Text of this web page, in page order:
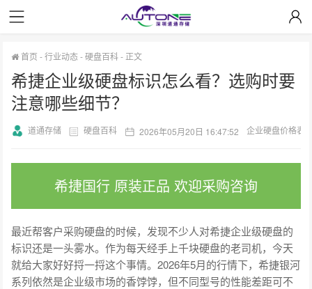
首页 -行业动态-硬盘百科- 正文
希捷企业级硬盘标识怎么看？选购时要
注意哪些细节？
道通存储 硬盘百科 2026年05月20日 16:47:52 企业硬盘价格表
希捷国行 原装正品 欢迎采购咨询
最近帮客户采购硬盘的时候，发现不少人对希捷企业级硬盘的
标识还是一头雾水。作为每天经手上千块硬盘的老司机，今天
就给大家好好捋一捋这个事情。2026年5月的行情下，希捷银河
系列依然是企业级市场的香饽饽，但不同型号的性能差距可不